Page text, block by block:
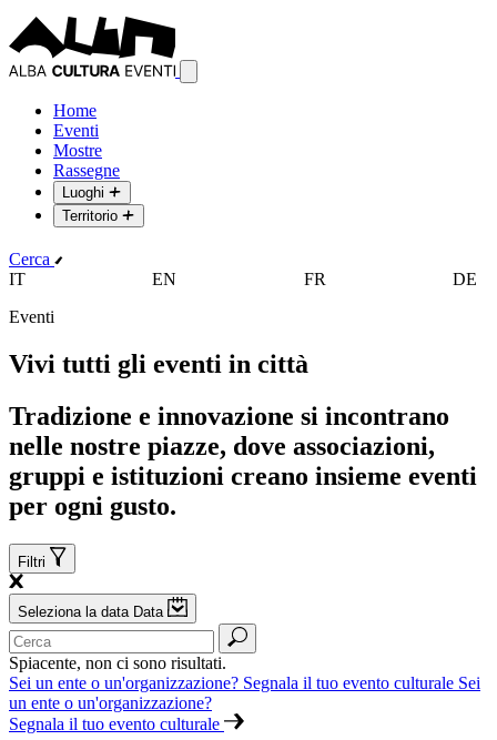
Home
Eventi
Mostre
Rassegne
Luoghi
Territorio
Cerca
IT
EN FR
DE
Eventi
Vivi tutti gli eventi in città
Tradizione e innovazione si incontrano
nelle nostre piazze, dove associazioni,
gruppi e istituzioni creano insieme eventi
per ogni gusto.
Filtri
Seleziona la data Data
Spiacente, non ci sono risultati.
Sei un ente o un'organizzazione? Segnala il tuo evento culturale Sei
un ente o un'organizzazione?
Segnala il tuo evento culturale
Filtri